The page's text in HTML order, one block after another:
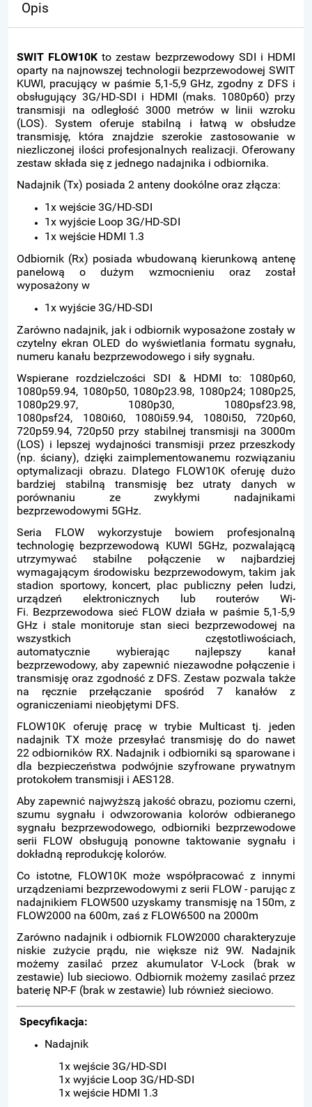
Opis
SWIT FLOW10K to zestaw bezprzewodowy SDI i HDMI
oparty na najnowszej technologii bezprzewodowej SWIT
KUWI, pracujący w paśmie 5,1-5,9 GHz, zgodny z DFS i
obsługujący 3G/HD-SDI i HDMI (maks. 1080p60) przy
transmisji na odległość 3000 metrów w linii wzroku
(LOS). System oferuje stabilną i łatwą w obsłudze
transmisję, która znajdzie szerokie zastosowanie w
niezliczonej ilości profesjonalnych realizacji. Oferowany
zestaw składa się z jednego nadajnika i odbiornika.
Nadajnik (Tx) posiada 2 anteny dookólne oraz złącza:
1x wejście 3G/HD-SDI
1x wyjście Loop 3G/HD-SDI
1x wejście HDMI 1.3
Odbiornik (Rx) posiada wbudowaną kierunkową antenę
panelową o dużym wzmocnieniu oraz został
wyposażony w
1x wyjście 3G/HD-SDI
Zarówno nadajnik, jak i odbiornik wyposażone zostały w
czytelny ekran OLED do wyświetlania formatu sygnału,
numeru kanału bezprzewodowego i siły sygnału.
Wspierane rozdzielczości SDI & HDMI to: 1080p60,
1080p59.94, 1080p50, 1080p23.98, 1080p24; 1080p25,
1080p29.97, 1080p30, 1080psf23.98,
1080psf24, 1080i60, 1080i59.94, 1080i50, 720p60,
720p59.94, 720p50 przy stabilnej transmisji na 3000m
(LOS) i lepszej wydajności transmisji przez przeszkody
(np. ściany), dzięki zaimplementowanemu rozwiązaniu
optymalizacji obrazu. Dlatego FLOW10K oferuję dużo
bardziej stabilną transmisję bez utraty danych w
porównaniu ze zwykłymi nadajnikami
bezprzewodowymi 5GHz.
Seria FLOW wykorzystuje bowiem profesjonalną
technologię bezprzewodową KUWI 5GHz, pozwalającą
utrzymywać stabilne połączenie w najbardziej
wymagającym środowisku bezprzewodowym, takim jak
stadion sportowy, koncert, plac publiczny pełen ludzi,
urządzeń elektronicznych lub routerów Wi-
Fi. Bezprzewodowa sieć FLOW działa w paśmie 5,1-5,9
GHz i stale monitoruje stan sieci bezprzewodowej na
wszystkich częstotliwościach,
automatycznie wybierając najlepszy kanał
bezprzewodowy, aby zapewnić niezawodne połączenie i
transmisję oraz zgodność z DFS. Zestaw pozwala także
na ręcznie przełączanie spośród 7 kanałów z
ograniczeniami nieobjętymi DFS.
FLOW10K oferuję pracę w trybie Multicast tj. jeden
nadajnik TX może przesyłać transmisję do do nawet
22 odbiorników RX. Nadajnik i odbiorniki są sparowane i
dla bezpieczeństwa podwójnie szyfrowane prywatnym
protokołem transmisji i AES128.
Aby zapewnić najwyższą jakość obrazu, poziomu czerni,
szumu sygnału i odwzorowania kolorów odbieranego
sygnału bezprzewodowego, odbiorniki bezprzewodowe
serii FLOW obsługują ponowne taktowanie sygnału i
dokładną reprodukcję kolorów.
Co istotne, FLOW10K może współpracować z innymi
urządzeniami bezprzewodowymi z serii FLOW - parując z
nadajnikiem FLOW500 uzyskamy transmisję na 150m, z
FLOW2000 na 600m, zaś z FLOW6500 na 2000m
Zarówno nadajnik i odbiornik FLOW2000 charakteryzuje
niskie zużycie prądu, nie większe niż 9W. Nadajnik
możemy zasilać przez akumulator V-Lock (brak w
zestawie) lub sieciowo. Odbiornik możemy zasilać przez
baterię NP-F (brak w zestawie) lub również sieciowo.
Specyfikacja:
Nadajnik
1x wejście 3G/HD-SDI
1x wyjście Loop 3G/HD-SDI
1x wejście HDMI 1.3